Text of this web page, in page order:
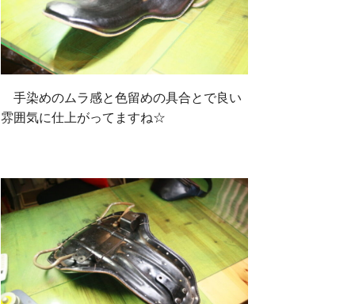
手染めのムラ感と色留めの具合とで良い
雰囲気に仕上がってますね☆